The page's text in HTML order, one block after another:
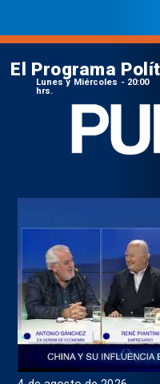
El Programa
Lunes y Miércoles - 20:00
hrs.